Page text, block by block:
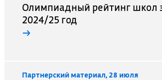
Олимпиадный рейтинг школ
2024/25 год
→
Партнерский материал, 28 июля